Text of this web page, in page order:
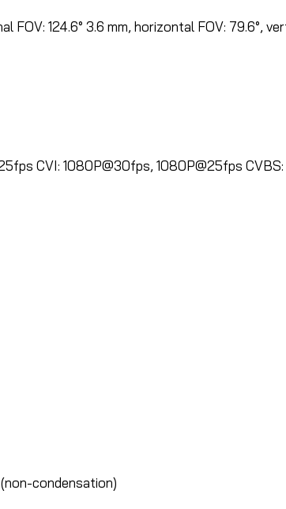
FOV: 124.6° 3.6 mm, horizontal FOV: 79.6°,
CVI: 1080P@30fps, 1080P@25fps
condensation)